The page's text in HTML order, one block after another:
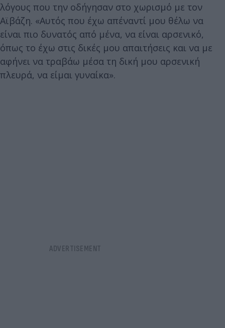
λόγους που την οδήγησαν στο χωρισμό με τον
Αϊβάζη. «Αυτός που έχω απέναντί μου θέλω να
είναι πιο δυνατός από μένα, να είναι αρσενικό,
όπως το έχω στις δικές μου απαιτήσεις και να με
αφήνει να τραβάω μέσα τη δική μου αρσενική
πλευρά, να είμαι γυναίκα».